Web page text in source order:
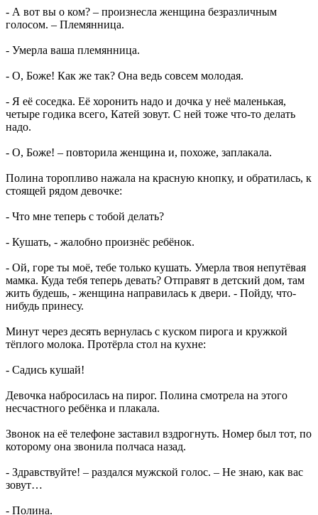
- А вот вы о ком? – произнесла женщина безразличным
голосом. – Племянница.
- Умерла ваша племянница.
- О, Боже! Как же так? Она ведь совсем молодая.
- Я её соседка. Её хоронить надо и дочка у неё маленькая,
четыре годика всего, Катей зовут. С ней тоже что-то делать
надо.
- О, Боже! – повторила женщина и, похоже, заплакала.
Полина торопливо нажала на красную кнопку, и обратилась, к
стоящей рядом девочке:
- Что мне теперь с тобой делать?
- Кушать, - жалобно произнёс ребёнок.
- Ой, горе ты моё, тебе только кушать. Умерла твоя непутёвая
мамка. Куда тебя теперь девать? Отправят в детский дом, там
жить будешь, - женщина направилась к двери. - Пойду, что-
нибудь принесу.
Минут через десять вернулась с куском пирога и кружкой
тёплого молока. Протёрла стол на кухне:
- Садись кушай!
Девочка набросилась на пирог. Полина смотрела на этого
несчастного ребёнка и плакала.
Звонок на её телефоне заставил вздрогнуть. Номер был тот, по
которому она звонила полчаса назад.
- Здравствуйте! – раздался мужской голос. – Не знаю, как вас
зовут…
- Полина.